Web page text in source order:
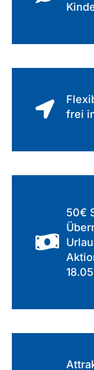
frei
50€